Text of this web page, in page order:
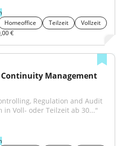
Homeoffice
Teilzeit
Vollzeit
€
Management
Regulation and Audit
in Voll- oder Teilzeit ab 30..."